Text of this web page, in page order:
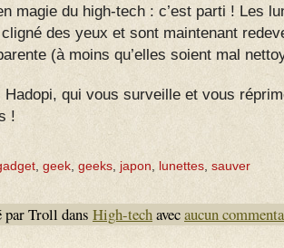
magie du high-tech : c’est parti ! Les
des yeux et sont maintenant
(à moins qu’elles soient mal
Hadopi, qui vous surveille et vous
!
geek geeks japon lunettes sauver
par Troll dans High-techavecaucun